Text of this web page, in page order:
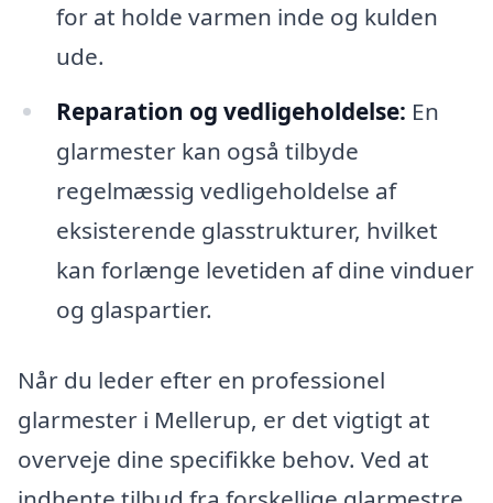
for at holde varmen inde og kulden
ude.
Reparation og vedligeholdelse: En
glarmester kan også tilbyde
regelmæssig vedligeholdelse af
eksisterende glasstrukturer, hvilket
kan forlænge levetiden af dine vinduer
og glaspartier.
Når du leder efter en professionel
glarmester i Mellerup, er det vigtigt at
overveje dine specifikke behov. Ved at